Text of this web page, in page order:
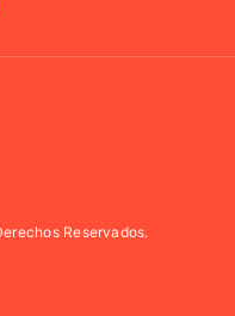
Reservados.